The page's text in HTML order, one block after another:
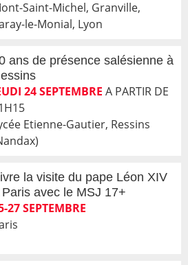
Saint-Michel, Granville,
le-Monial, Lyon
ans de présence salésienne à
24 SEPTEMBRE A PARTIR DE
Etienne-Gautier, Ressins
la visite du pape Léon XIV
avec le MSJ 17+
27 SEPTEMBRE